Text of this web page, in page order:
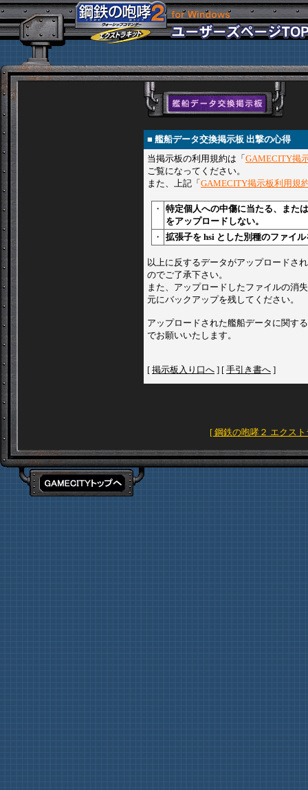
■ 艦船データ交換掲示板 出撃の心得
当掲示板の利用規約は「 GAMECITY掲
ご覧になってください。
また、上記「 GAMECITY掲示板利用規
・
特定個人への中傷に当たる、また
をアップロードしない。
・
拡張子を hsi とした別種のファイ
以上に反するデータがアップロードさ
のでご了承下さい。
また、アップロードしたファイルの消
元にバックアップを残してください。
アップロードされた艦船データに関す
でお願いいたします。
[ 掲示板入り口へ ] [ 手引き書へ ]
[ 鋼鉄の咆哮２ エクス